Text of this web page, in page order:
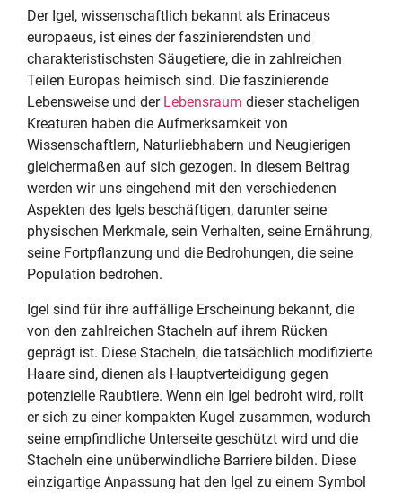
Der Igel, wissenschaftlich bekannt als Erinaceus
europaeus, ist eines der faszinierendsten und
charakteristischsten Säugetiere, die in zahlreichen
Teilen Europas heimisch sind. Die faszinierende
Lebensweise und der Lebensraum dieser stacheligen
Kreaturen haben die Aufmerksamkeit von
Wissenschaftlern, Naturliebhabern und Neugierigen
gleichermaßen auf sich gezogen. In diesem Beitrag
werden wir uns eingehend mit den verschiedenen
Aspekten des Igels beschäftigen, darunter seine
physischen Merkmale, sein Verhalten, seine Ernährung,
seine Fortpflanzung und die Bedrohungen, die seine
Population bedrohen.
Igel sind für ihre auffällige Erscheinung bekannt, die
von den zahlreichen Stacheln auf ihrem Rücken
geprägt ist. Diese Stacheln, die tatsächlich modifizierte
Haare sind, dienen als Hauptverteidigung gegen
potenzielle Raubtiere. Wenn ein Igel bedroht wird, rollt
er sich zu einer kompakten Kugel zusammen, wodurch
seine empfindliche Unterseite geschützt wird und die
Stacheln eine unüberwindliche Barriere bilden. Diese
einzigartige Anpassung hat den Igel zu einem Symbol